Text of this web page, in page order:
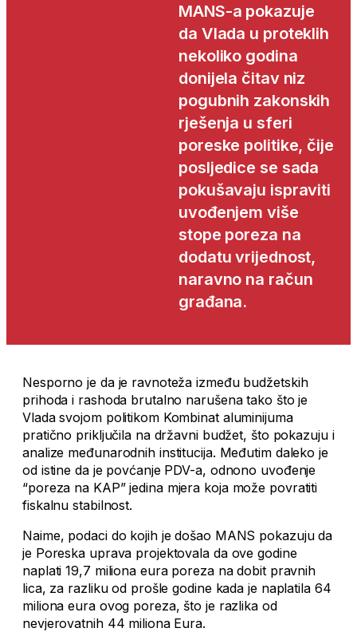
MANS-a pokazuje
da Vlada u proteklih
nekoliko godina
donijela čitav niz
pogubnih zakonskih
rješenja u sferi
poreske politike, čije
posljedice se sada
pokušavaju ispraviti
uvođenjem više
stope poreza na
dodatu vrijednost,
naravno na račun
građana.
Nesporno je da je ravnoteža između budžetskih
prihoda i rashoda brutalno narušena tako što je
Vlada svojom politikom Kombinat aluminijuma
pratično priključila na državni budžet, što pokazuju i
analize međunarodnih institucija. Međutim daleko je
od istine da je povćanje PDV-a, odnono uvođenje
“poreza na KAP” jedina mjera koja može povratiti
fiskalnu stabilnost.
Naime, podaci do kojih je došao MANS pokazuju da
je Poreska uprava projektovala da ove godine
naplati 19,7 miliona eura poreza na dobit pravnih
lica, za razliku od prošle godine kada je naplatila 64
miliona eura ovog poreza, što je razlika od
nevjerovatnih 44 miliona Eura.